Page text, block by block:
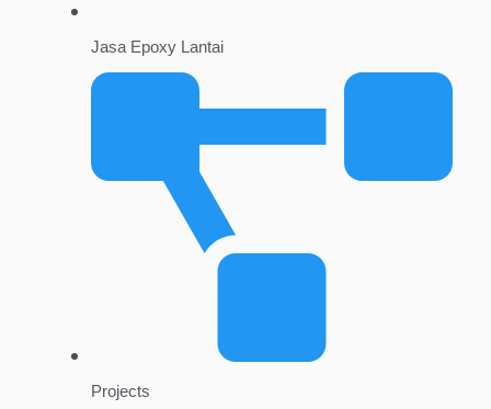
Jasa Epoxy Lantai
Projects